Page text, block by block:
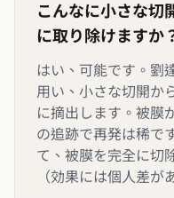
こんなに小さな切
に取り除けますか
はい、可能です。劉
用い、小さな切開か
に摘出します。被膜
の追跡で再発は稀で
て、被膜を完全に切
（効果には個人差が